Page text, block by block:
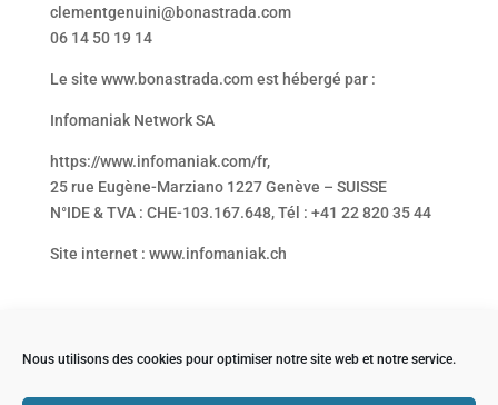
Nous utilisons des cookies pour optimiser notre site web et notre service.
clementgenuini@bonastrada.com
06 14 50 19 14
Le site www.bonastrada.com est hébergé par :
Infomaniak Network SA
https://www.infomaniak.com/fr,
25 rue Eugène-Marziano 1227 Genève – SUISSE
N°IDE & TVA : CHE-103.167.648, Tél : +41 22 820 35 44
Site internet : www.infomaniak.ch